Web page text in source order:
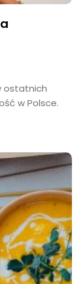
ostatnich
w Polsce.